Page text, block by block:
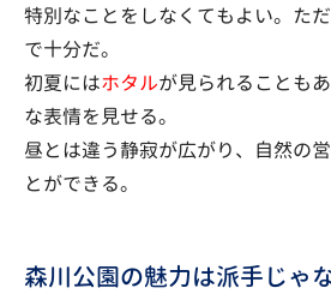
特別なことをしなくてもよい。た
で十分だ。
初夏にはホタルが見られることも
な表情を見せる。
昼とは違う静寂が広がり、自然の
とができる。
森川公園の魅力は派手じゃ